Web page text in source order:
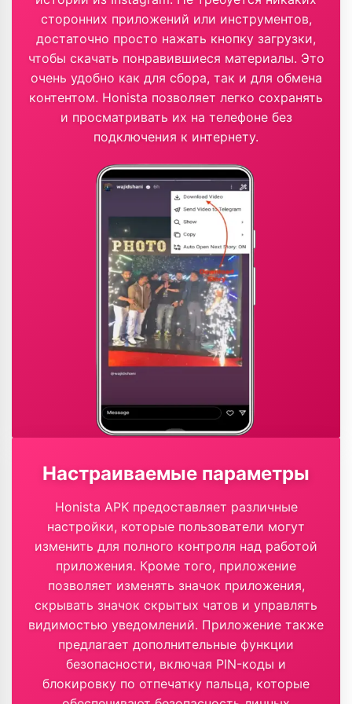
сторонних приложений или инструментов,
достаточно просто нажать кнопку загрузки,
чтобы скачать понравившиеся материалы. Это
очень удобно как для сбора, так и для обмена
контентом. Honista позволяет легко сохранять
и просматривать их на телефоне без
подключения к интернету.
Настраиваемые параметры
Honista APK предоставляет различные
настройки, которые пользователи могут
изменить для полного контроля над работой
приложения. Кроме того, приложение
позволяет изменять значок приложения,
скрывать значок скрытых чатов и управлять
видимостью уведомлений. Приложение также
предлагает дополнительные функции
безопасности, включая PIN-коды и
блокировку по отпечатку пальца, которые